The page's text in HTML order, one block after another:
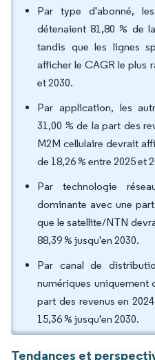
Par type d'abonné,
détenaient 81,80 % de
tandis que les lignes
afficher le CAGR le plus
et 2030.
Par application, les
31,00 % de la part des
M2M cellulaire devrait
de 18,26 % entre 2025 et
Par technologie
dominante avec une
que le satellite/NTN
88,39 % jusqu'en 2030.
Par canal de
numériques uniquement
part des revenus en
15,36 % jusqu'en 2030.
Tendances et